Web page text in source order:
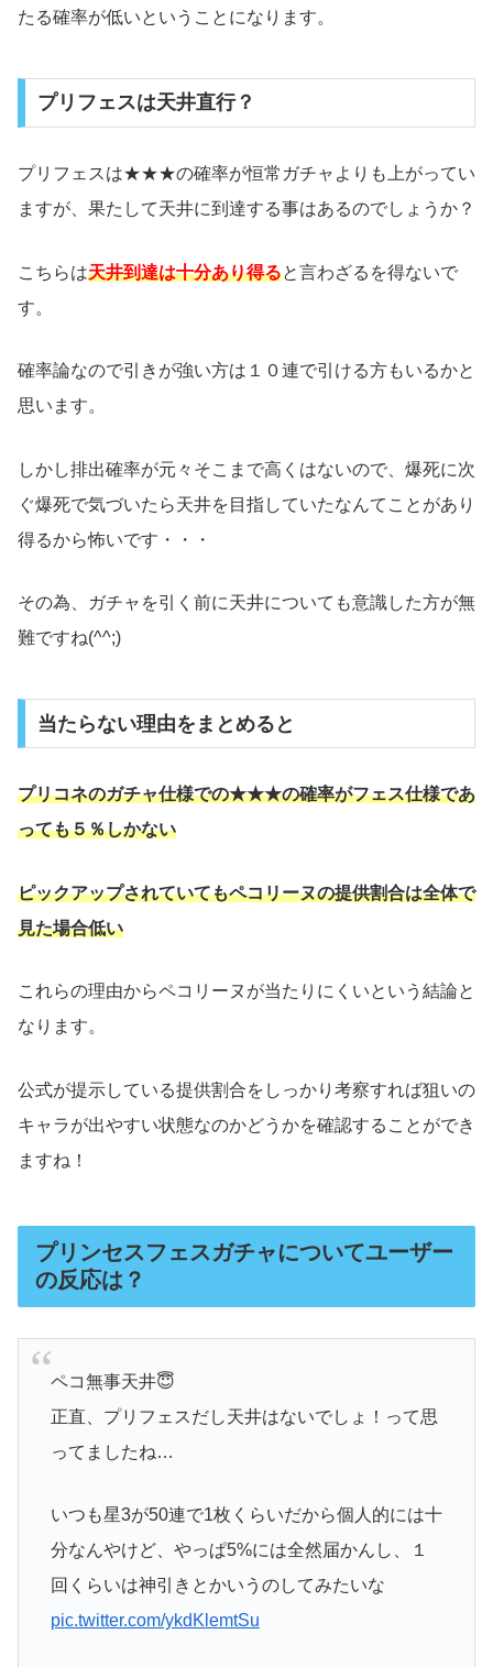
たる確率が低いということになります。
プリフェスは天井直行？
プリフェスは★★★の確率が恒常ガチャよりも上がってい
ますが、果たして天井に到達する事はあるのでしょうか？
こちらは天井到達は十分あり得ると言わざるを得ないで
す。
確率論なので引きが強い方は１０連で引ける方もいるかと
思います。
しかし排出確率が元々そこまで高くはないので、爆死に次
ぐ爆死で気づいたら天井を目指していたなんてことがあり
得るから怖いです・・・
その為、ガチャを引く前に天井についても意識した方が無
難ですね(^^;)
当たらない理由をまとめると
プリコネのガチャ仕様での★★★の確率がフェス仕様であ
っても５％しかない
ピックアップされていてもペコリーヌの提供割合は全体で
見た場合低い
これらの理由からペコリーヌが当たりにくいという結論と
なります。
公式が提示している提供割合をしっかり考察すれば狙いの
キャラが出やすい状態なのかどうかを確認することができ
ますね！
プリンセスフェスガチャについてユーザー
の反応は？
ペコ無事天井😇
正直、プリフェスだし天井はないでしょ！って思
ってましたね…
いつも星3が50連で1枚くらいだから個人的には十
分なんやけど、やっぱ5%には全然届かんし、１
回くらいは神引きとかいうのしてみたいな
pic.twitter.com/ykdKlemtSu